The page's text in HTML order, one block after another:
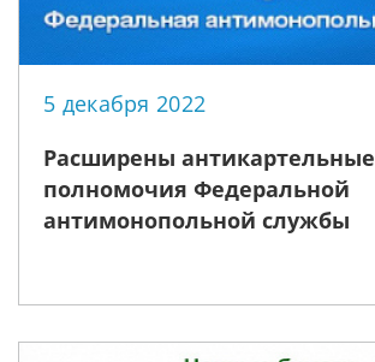
5 декабря 2022
Расширены антикартельные
полномочия Федеральной
антимонопольной службы